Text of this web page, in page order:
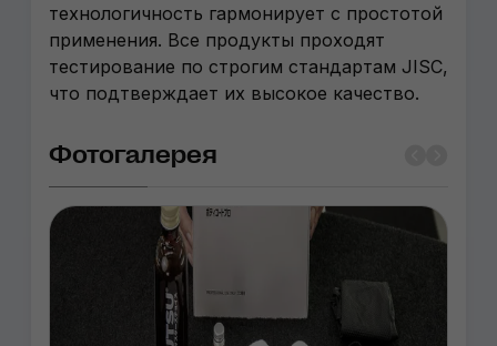
технологичность гармонирует с простотой
применения. Все продукты проходят
тестирование по строгим стандартам JISC,
что подтверждает их высокое качество.
Фотогалерея